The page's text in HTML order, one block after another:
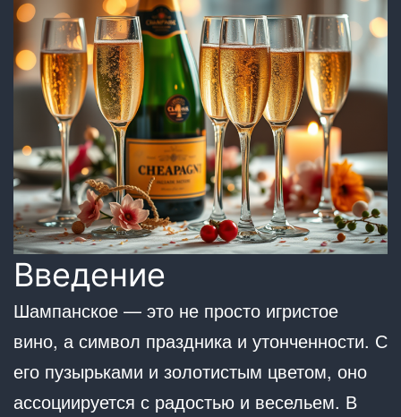
Введение
Шампанское — это не просто игристое
вино, а символ праздника и утонченности. С
его пузырьками и золотистым цветом, оно
ассоциируется с радостью и весельем. В